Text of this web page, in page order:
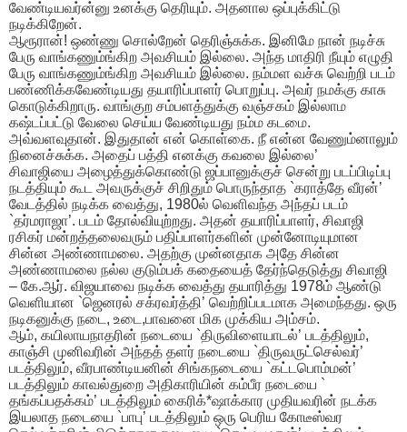
வேண்டியவர்ன்னு உனக்கு தெரியும். அதனால ஒப்புக்கிட்டு
நடிக்கிறேன்.
ஆரூரான்! ஒண்ணு சொல்றேன் தெரிஞ்சுக்க. இனிமே நான் நடிச்சு
பேரு வாங்கணும்ங்கிற அவசியம் இல்லை. அந்த மாதிரி நீயும் எழுதி
பேரு வாங்கணும்ங்கிற அவசியம் இல்லை. நம்மள வச்சு வெற்றி படம்
பண்ணிக்கவேண்டியது தயாரிப்பாளர் பொறுப்பு. அவர் நமக்கு காசு
கொடுக்கிறாரு. வாங்குற சம்பளத்துக்கு வஞ்சகம் இல்லாம
கஷ்டப்பட்டு வேலை செய்ய வேண்டியது நம்ம கடமை.
அவ்வளவுதான். இதுதான் என் கொள்கை. நீ என்ன வேணும்னாலும்
நினைச்சுக்க. அதைப் பத்தி எனக்கு கவலை இல்லை’
சிவாஜியை அழைத்துக்கொண்டு ஜப்பானுக்குச் சென்று படப்பிடிப்பு
நடத்தியும் கூட அவருக்குச் சிறிதும் பொருந்தாத `கராத்தே வீரன்’
வேடத்தில் நடிக்க வைத்து, 1980ல் வெளிவந்த அந்தப் படம்
`தர்மராஜா’. படம் தோல்வியுற்றது. அதன் தயாரிப்பாளர், சிவாஜி
ரசிகர் மன்றத்தலைவரும் பதிப்பாளர்களின் முன்னோடியுமான
சின்ன அண்ணாமலை. அதற்கு முன்னதாக அதே சின்ன
அண்ணாமலை நல்ல குடும்பக் கதையைத் தேர்ந்தெடுத்து சிவாஜி
– கே.ஆர். விஜயாவை நடிக்க வைத்து தயாரித்து 1978ம் ஆண்டு
வெளியான `ஜெனரல் சக்ரவர்த்தி’ வெற்றிப்படமாக அமைந்தது. ஒரு
நடிகனுக்கு நடை, உடை,பாவனை மிக முக்கிய அம்சம்.
ஆம், கயிலாயநாதரின் நடையை `திருவிளையாடல்’ படத்திலும்,
காஞ்சி முனிவரின் அந்தத் தளர் நடையை `திருவருட்செல்வர்’
படத்திலும், வீரபாண்டியனின் சிங்கநடையை `கட்டபொம்மன்’
படத்திலும் காவல்துறை அதிகாரியின் கம்பீர நடையை `
தங்கப்பதக்கம்’ படத்திலும் கைரிக்*ஷாக்கார முதியவரின் நடக்க
இயலாத நடையை `பாபு’ படத்திலும் ஒரு பெரிய கோடீஸ்வர